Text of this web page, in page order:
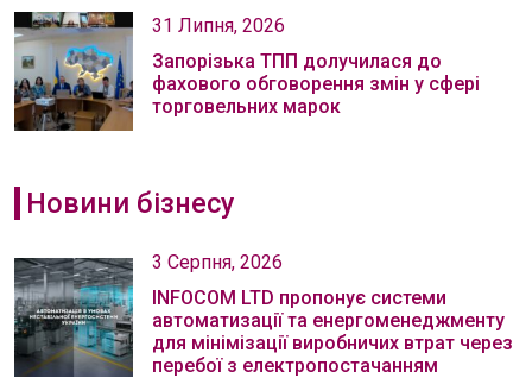
31 Липня, 2026
Запорізька ТПП долучилася до
фахового обговорення змін у сфері
торговельних марок
Новини бізнесу
3 Серпня, 2026
INFOCOM LTD пропонує системи
автоматизації та енергоменеджменту
для мінімізації виробничих втрат через
перебої з електропостачанням